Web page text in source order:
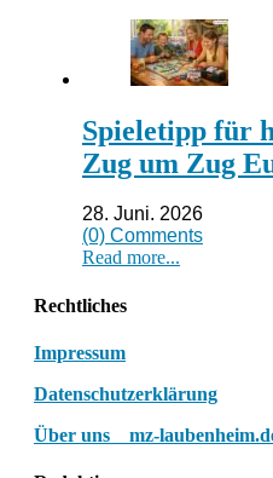
Spieletipp für
Zug um Zug
28. Juni. 2026
(0) Comments
Read more...
Rechtliches
Impressum
Datenschutzerklärung
Über uns mz-